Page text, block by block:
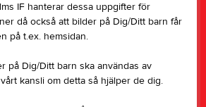
IF hanterar dessa uppgifter för
då också att bilder på Dig/Ditt barn får
på t.ex. hemsidan.
på Dig/Ditt barn ska användas av
kansli om detta så hjälper de dig.